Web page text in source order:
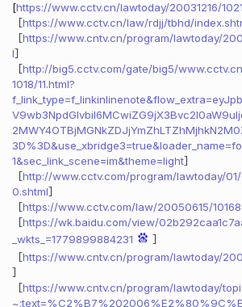
[https://www.cctv.cn/lawtoday/20031216/
［https://www.cctv.cn/law/rdjj/tbhd/
［https://www.cntv.cn/program/lawtoday/
l］
［http://big5.cctv.com/gate/big5/
1018/11.html?
1&sec_link_scene=im&theme=light］
［http://www.cctv.com/program/lawtoday/
0.shtml］
［https://www.cctv.com/law/20050615/
［https://wk.baidu.com/view/
_wkts_=1779899884231
］
［https://www.cntv.cn/program/lawtoday/
］
［https://www.cntv.cn/program/lawtoday/